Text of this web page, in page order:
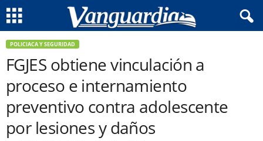
POLICIACA Y SEGURIDAD
FGJES obtiene vinculación a
proceso e internamiento
preventivo contra adolescente
por lesiones y daños